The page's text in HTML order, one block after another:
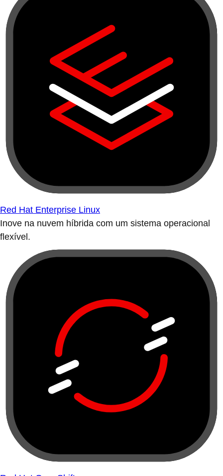
Red Hat Enterprise Linux
Inove na nuvem híbrida com um sistema operacional
flexível.